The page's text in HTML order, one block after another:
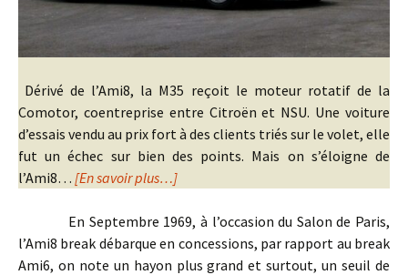
Dérivé de l’Ami8, la M35 reçoit le moteur rotatif de la
Comotor, coentreprise entre Citroën et NSU. Une voiture
d’essais vendu au prix fort à des clients triés sur le volet, elle
fut un échec sur bien des points. Mais on s’éloigne de
l’Ami8… [En savoir plus…]
En Septembre 1969, à l’occasion du Salon de Paris,
l’Ami8 break débarque en concessions, par rapport au break
Ami6, on note un hayon plus grand et surtout, un seuil de